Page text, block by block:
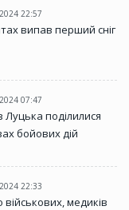
22:57
випав перший сніг
07:47
Луцька поділилися
бойових дій
22:33
медиків